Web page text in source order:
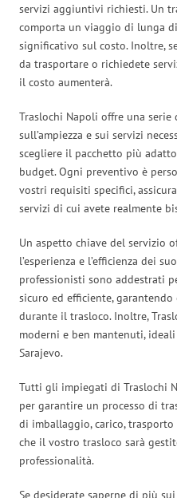
servizi aggiuntivi richiesti. Un
comporta un viaggio di lunga
significativo sul costo. Inoltre,
da trasportare o richiedete
il costo aumenterà.
Traslochi Napoli offre una
sull’ampiezza e sui servizi
scegliere il pacchetto più
budget. Ogni preventivo è
vostri requisiti specifici,
servizi di cui avete realmente
Un aspetto chiave del servizio
l’esperienza e l’efficienza dei
professionisti sono addestrati
sicuro ed efficiente,
durante il trasloco. Inoltre,
moderni e ben mantenuti,
Sarajevo.
Tutti gli impiegati di Traslochi
per garantire un processo di
di imballaggio, carico, trasporto
che il vostro trasloco sarà
professionalità.
Se desiderate saperne di più